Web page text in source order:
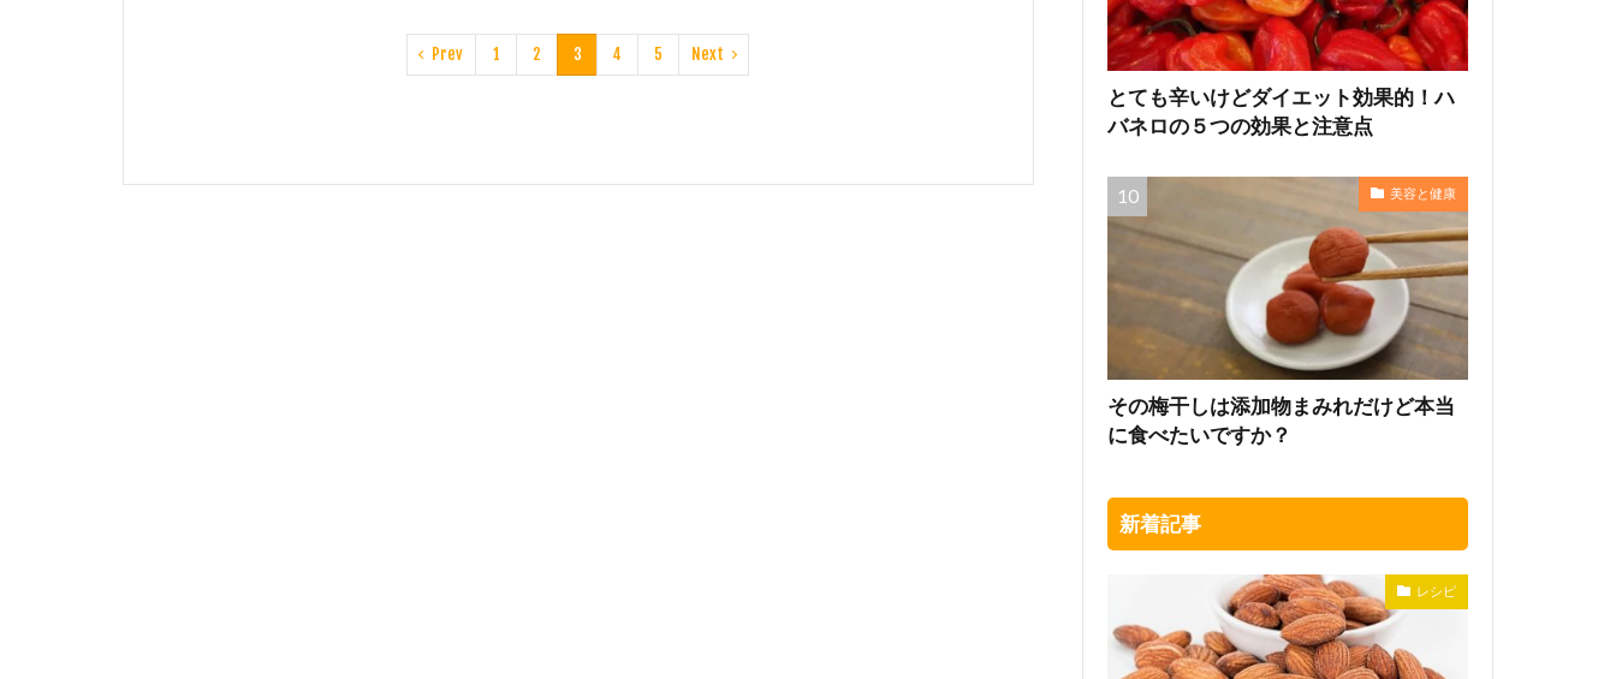
Prev 1 2 3 4 5 Next
とても辛いけどダイエット効果的！ハ
バネロの５つの効果と注意点
美容と健康
その梅干しは添加物まみれだけど本当
に食べたいですか？
新着記事
レシピ